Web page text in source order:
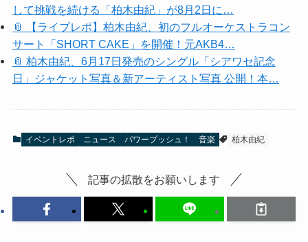
して挑戦を続ける「柏木由紀」が8月2日に…
📎 【ライブレポ】柏木由紀、初のフルオーケストラコン
サート「SHORT CAKE」を開催！元AKB4…
📎 柏木由紀、6月17日発売のシングル「シアワセ記念
日」ジャケット写真＆新アーティスト写真 公開！本…
イベントレポ ニュース パワープッシュ！ 音楽 柏木由紀
記事の拡散をお願いします